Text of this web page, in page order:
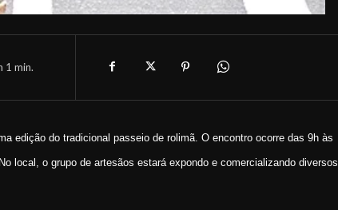
1 min.
edição do tradicional passeio de rolimã. O encontro ocorre das 9h às
local, o grupo de artesãos estará expondo e comercializando diversos